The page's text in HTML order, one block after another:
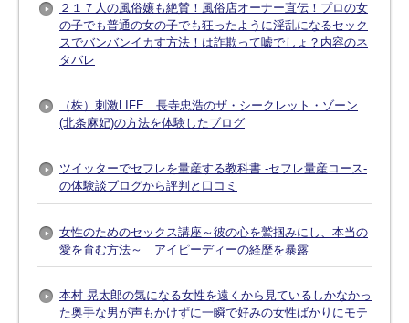
２１７人の風俗嬢も絶賛！風俗店オーナー直伝！プロの女
の子でも普通の女の子でも狂ったように淫乱になるセック
スでバンバンイカす方法！は詐欺って嘘でしょ？内容のネ
タバレ
（株）刺激LIFE 長寺忠浩のザ・シークレット・ゾーン
(北条麻妃)の方法を体験したブログ
ツイッターでセフレを量産する教科書 -セフレ量産コース-
の体験談ブログから評判と口コミ
女性のためのセックス講座～彼の心を鷲掴みにし、本当の
愛を育む方法～ アイピーディーの経歴を暴露
本村 晃太郎の気になる女性を遠くから見ているしかなかっ
た奥手な男が声もかけずに一瞬で好みの女性ばかりにモテ